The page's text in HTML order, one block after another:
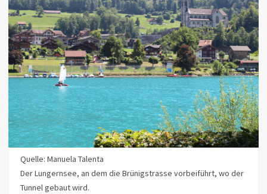
Quelle: Manuela Talenta
Der Lungernsee, an dem die Brünigstrasse vorbeiführt, wo der
Tunnel gebaut wird.